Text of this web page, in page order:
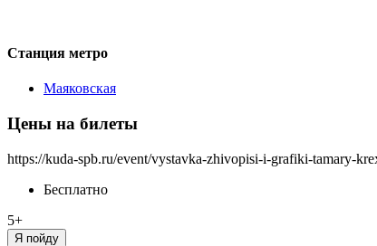
Станция метро
Маяковская
Цены на билеты
https://kuda-spb.ru/event/vystavka-zhivopisi-i-grafiki-tamary-
Бесплатно
5+
Я пойду